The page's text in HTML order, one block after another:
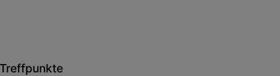
Treffpunkte